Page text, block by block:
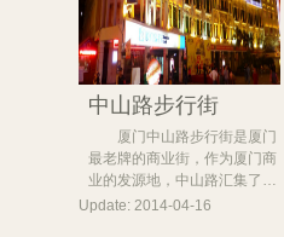
中山路步行街
厦门中山路步行街是厦门
最老牌的商业街，作为厦门商
业的发源地，中山路汇集了…
Update: 2014-04-16